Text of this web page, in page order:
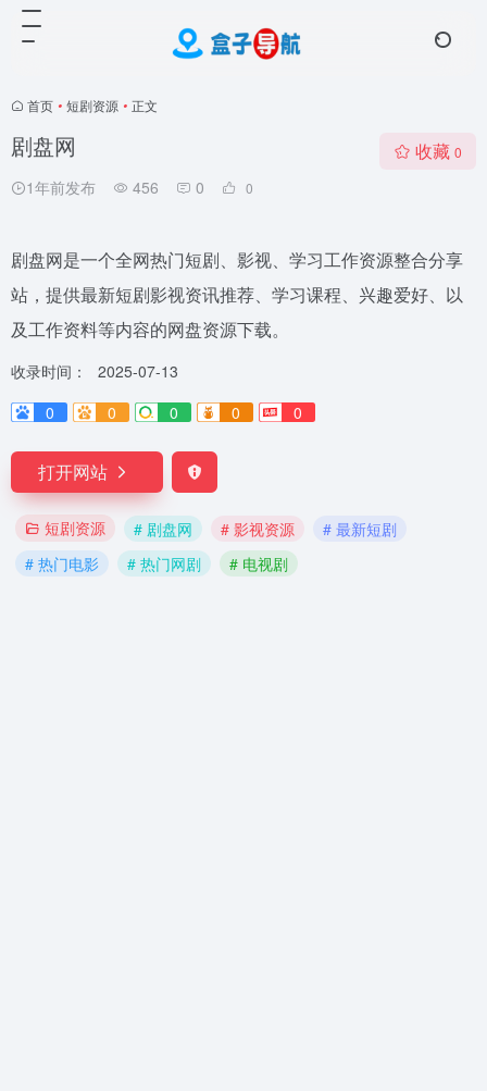
首页 • 短剧资源 • 正文
剧盘网
1年前发布 456 0 0
收藏 0
剧盘网是一个全网热门短剧、影视、学习工作资源整合分享
站，提供最新短剧影视资讯推荐、学习课程、兴趣爱好、以
及工作资料等内容的网盘资源下载。
收录时间：
2025-07-13
0
0 0 0 0
打开网站
短剧资源 # 剧盘网 # 影视资源
# 最新短剧
# 热门电影
# 热门网剧 # 电视剧